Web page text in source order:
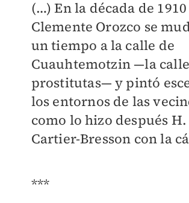
(…) En la década de 1910
Clemente Orozco se
un tiempo a la calle de
Cuauhtemotzin —la
prostitutas— y pintó
los entornos de las
como lo hizo después H.
Cartier-Bresson con la
***